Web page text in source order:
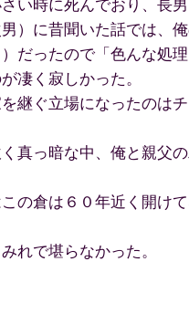
い時に死んでおり、長
）に昔聞いた話では、
だったので「色んな処
凄く寂しかった。
継ぐ立場になったのは
真っ暗な中、俺と親父
の倉は６０年近く開け
れで堪らなかった。